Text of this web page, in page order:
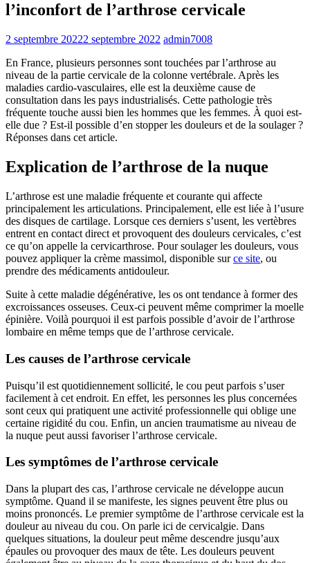
l’inconfort de l’arthrose cervicale
2 septembre 20222 septembre 2022 admin7008
En France, plusieurs personnes sont touchées par l’arthrose au
niveau de la partie cervicale de la colonne vertébrale. Après les
maladies cardio-vasculaires, elle est la deuxième cause de
consultation dans les pays industrialisés. Cette pathologie très
fréquente touche aussi bien les hommes que les femmes. À quoi est-
elle due ? Est-il possible d’en stopper les douleurs et de la soulager ?
Réponses dans cet article.
Explication de l’arthrose de la nuque
L’arthrose est une maladie fréquente et courante qui affecte
principalement les articulations. Principalement, elle est liée à l’usure
des disques de cartilage. Lorsque ces derniers s’usent, les vertèbres
entrent en contact direct et provoquent des douleurs cervicales, c’est
ce qu’on appelle la cervicarthrose. Pour soulager les douleurs, vous
pouvez appliquer la crème massimol, disponible surce site, ou
prendre des médicaments antidouleur.
Suite à cette maladie dégénérative, les os ont tendance à former des
excroissances osseuses. Ceux-ci peuvent même comprimer la moelle
épinière. Voilà pourquoi il est parfois possible d’avoir de l’arthrose
lombaire en même temps que de l’arthrose cervicale.
Les causes de l’arthrose cervicale
Puisqu’il est quotidiennement sollicité, le cou peut parfois s’user
facilement à cet endroit. En effet, les personnes les plus concernées
sont ceux qui pratiquent une activité professionnelle qui oblige une
certaine rigidité du cou. Enfin, un ancien traumatisme au niveau de
la nuque peut aussi favoriser l’arthrose cervicale.
Les symptômes de l’arthrose cervicale
Dans la plupart des cas, l’arthrose cervicale ne développe aucun
symptôme. Quand il se manifeste, les signes peuvent être plus ou
moins prononcés. Le premier symptôme de l’arthrose cervicale est la
douleur au niveau du cou. On parle ici de cervicalgie. Dans
quelques situations, la douleur peut même descendre jusqu’aux
épaules ou provoquer des maux de tête. Les douleurs peuvent